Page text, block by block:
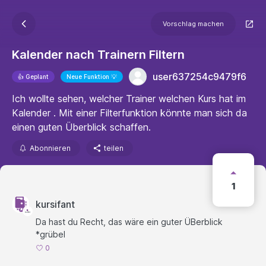
Vorschlag machen
Kalender nach Trainern Filtern
👍 Geplant Neue Funktion 💡
user637254c9479f6
Ich wollte sehen, welcher Trainer welchen Kurs hat im
Kalender . Mit einer Filterfunktion könnte man sich da
einen guten Überblick schaffen.
Abonnieren teilen
1
kursifant
Da hast du Recht, das wäre ein guter ÜBerblick
*grübel
0